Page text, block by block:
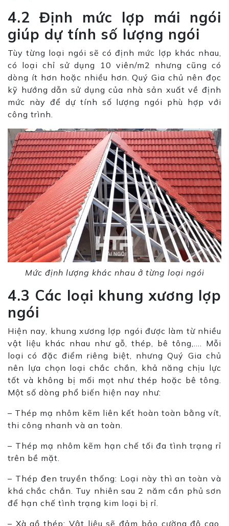
4.2 Định mức lợp mái ngói
giúp dự tính số lượng ngói
Tùy từng loại ngói sẽ có định mức lợp khác nhau,
có loại chỉ sử dụng 10 viên/m2 nhưng cũng có
dòng ít hơn hoặc nhiều hơn. Quý Gia chủ nên đọc
kỹ hướng dẫn sử dụng của nhà sản xuất về định
mức này để dự tính số lượng ngói phù hợp với
công trình.
Mức định lượng khác nhau ở từng loại ngói
4.3 Các loại khung xương lợp
ngói
Hiện nay, khung xương lợp ngói được làm từ nhiều
vật liệu khác nhau như gỗ, thép, bê tông,…. Mỗi
loại có đặc điểm riêng biệt, nhưng Quý Gia chủ
nên lựa chọn loại chắc chắn, khả năng chịu lực
tốt và không bị mối mọt như thép hoặc bê tông.
Một số dòng phổ biến hiện nay như:
– Thép mạ nhôm kẽm liên kết hoàn toàn bằng vít,
thi công nhanh và an toàn.
– Thép mạ nhôm kẽm hạn chế tối đa tình trạng rỉ
trên bề mặt.
– Thép đen truyền thống: Loại này thì an toàn và
khá chắc chắn. Tuy nhiên sau 2 năm cần phủ sơn
để hạn chế tình trạng kim loại bị rỉ.
– Xà gồ thép: Vật liệu sẽ đảm bảo cường độ cao,